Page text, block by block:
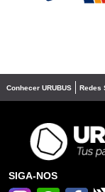
Conhecer URUBUS Redes
SIGA-NOS